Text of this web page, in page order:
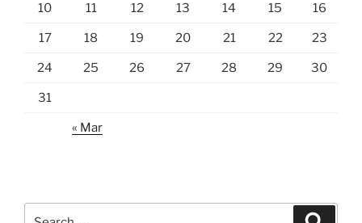
10 11 12 13 14 15 16
17 18 19 20 21 22 23
24 25 26 27 28 29 30
31
« Mar